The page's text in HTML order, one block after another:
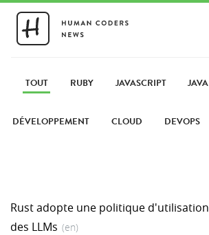
PARTAGER UN LIEN
TOUT RUBY JAVASCRIPT JAVA
DÉVELOPPEMENT CLOUD DEVOPS
Rust adopte une politique d'utilisation
des LLMs (en)